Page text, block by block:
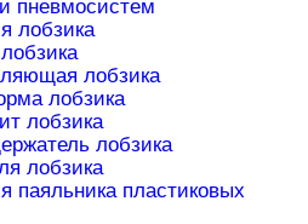
пневмосистем
лобзика
лобзика
лобзика
лобзика
лобзика
лобзика
паяльника пластиковых